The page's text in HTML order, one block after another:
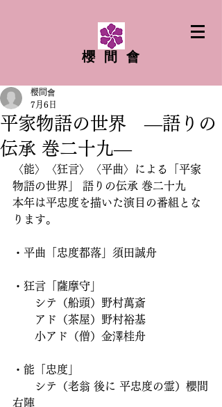
櫻間會
平家物語の世界 ―語りの
伝承 巻二十九―
櫻間會
7月6日
〈能〉〈狂言〉〈平曲〉による「平家
物語の世界」 語りの伝承 巻二十九
本年は平忠度を描いた演目の番組とな
ります。
・平曲「忠度都落」須田誠舟
・狂言「薩摩守」
シテ（船頭）野村萬斎
アド（茶屋）野村裕基
小アド（僧）金澤桂舟
・能「忠度」
シテ（老翁 後に 平忠度の霊）櫻間
右陣